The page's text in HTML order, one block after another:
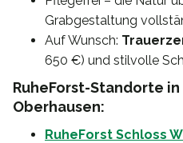
Grabgestaltung
Auf Wunsch:
650 €) und stilvolle
RuheForst-Standorte in
Oberhausen:
RuheForst Schloss